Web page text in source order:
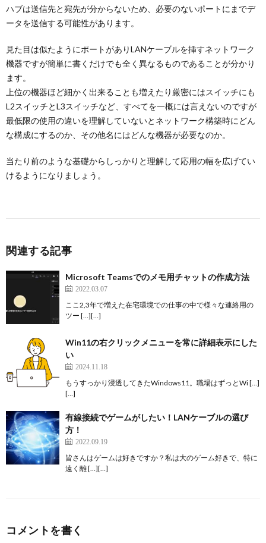
ハブは送信先と宛先が分からないため、必要のないポートにまでデ
ータを送信する可能性があります。
見た目は似たようにポートがありLANケーブルを挿すネットワーク
機器ですが簡単に書くだけでも全く異なるものであることが分かり
ます。
上位の機器ほど細かく出来ることも増えたり厳密にはスイッチにも
L2スイッチとL3スイッチなど、すべてを一概には言えないのですが
最低限の使用の違いを理解していないとネットワーク構築時にどん
な構成にするのか、その他名にはどんな機器が必要なのか。
当たり前のような基礎からしっかりと理解して応用の幅を広げてい
けるようになりましょう。
関連する記事
Microsoft Teamsでのメモ用チャットの作成方法
2022.03.07
ここ2,3年で増えた在宅環境での仕事の中で様々な連絡用の
ツー […][…]
Win11の右クリックメニューを常に詳細表示にした
い
2024.11.18
もうすっかり浸透してきたWindows11。職場はずっとWi […]
[…]
有線接続でゲームがしたい！LANケーブルの選び
方！
2022.09.19
皆さんはゲームは好きですか？私は大のゲーム好きで、特に
遠く離 […][…]
コメントを書く